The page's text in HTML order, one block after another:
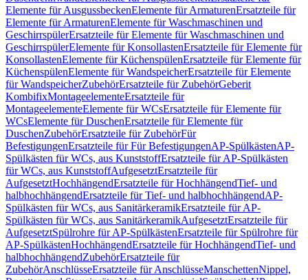
Elemente für AusgussbeckenElemente für ArmaturenErsatzteile für
Elemente für ArmaturenElemente für Waschmaschinen und
GeschirrspülerErsatzteile für Elemente für Waschmaschinen und
GeschirrspülerElemente für KonsollastenErsatzteile für Elemente für
KonsollastenElemente für KüchenspülenErsatzteile für Elemente für
KüchenspülenElemente für WandspeicherErsatzteile für Elemente
für WandspeicherZubehörErsatzteile für ZubehörGeberit
KombifixMontageelementeErsatzteile für
MontageelementeElemente für WCsErsatzteile für Elemente für
WCsElemente für DuschenErsatzteile für Elemente für
DuschenZubehörErsatzteile für ZubehörFür
BefestigungenErsatzteile für Für BefestigungenAP-SpülkästenAP-
Spülkästen für WCs, aus KunststoffErsatzteile für AP-Spülkästen
für WCs, aus KunststoffAufgesetztErsatzteile für
AufgesetztHochhängendErsatzteile für HochhängendTief- und
halbhochhängendErsatzteile für Tief- und halbhochhängendAP-
Spülkästen für WCs, aus SanitärkeramikErsatzteile für AP-
Spülkästen für WCs, aus SanitärkeramikAufgesetztErsatzteile für
AufgesetztSpülrohre für AP-SpülkästenErsatzteile für Spülrohre für
AP-SpülkästenHochhängendErsatzteile für HochhängendTief- und
halbhochhängendZubehörErsatzteile für
ZubehörAnschlüsseErsatzteile für AnschlüsseManschettenNippel,